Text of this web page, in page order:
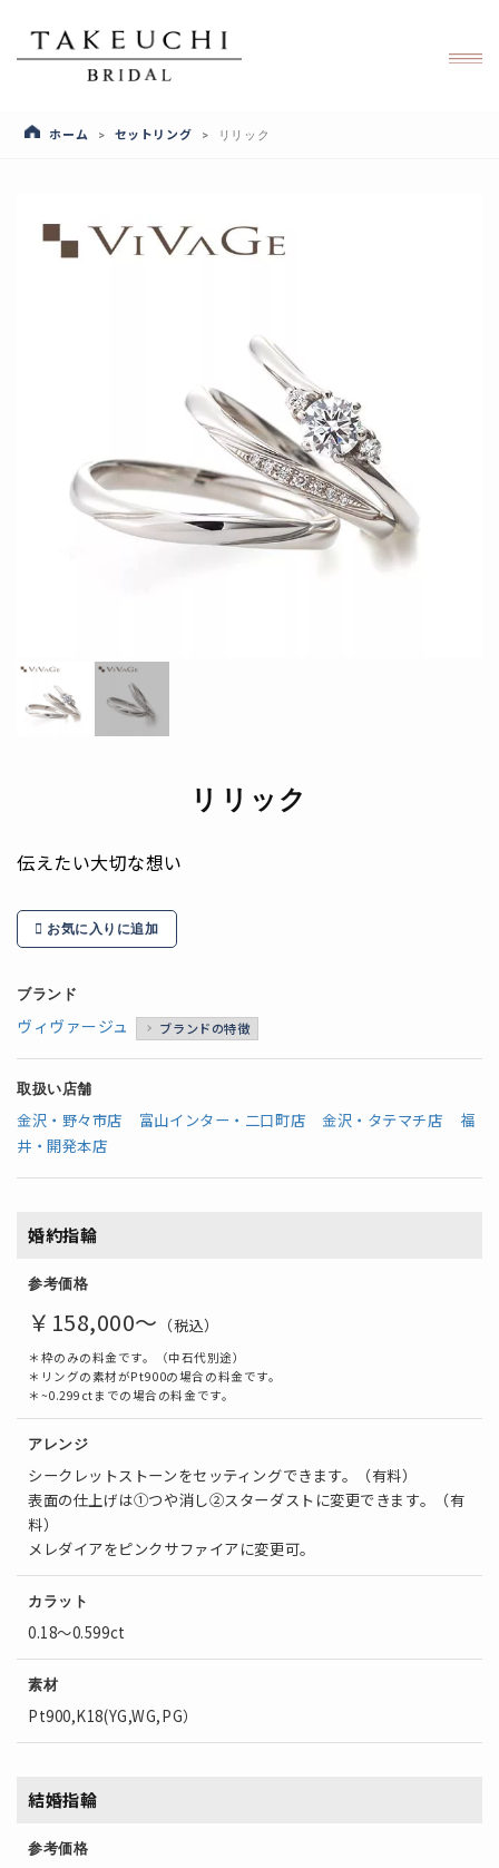
ホーム > セットリング > リリック
リリック
伝えたい大切な想い
お気に入りに追加
ブランド
ヴィヴァージュ ブランドの特徴
取扱い店舗
金沢・野々市店 富山インター・二口町店 金沢・タテマチ店
福
井・開発本店
婚約指輪
参考価格
￥158,000～ （税込）
＊枠のみの料金です。（中石代別途）
＊リングの素材がPt900の場合の料金です。
＊~0.299ctまでの場合の料金です。
アレンジ
シークレットストーンをセッティングできます。（有料）
表面の仕上げは①つや消し②スターダストに変更できます。（有
料）
メレダイアをピンクサファイアに変更可。
カラット
0.18～0.599ct
素材
Pt900,K18(YG,WG,PG）
結婚指輪
参考価格